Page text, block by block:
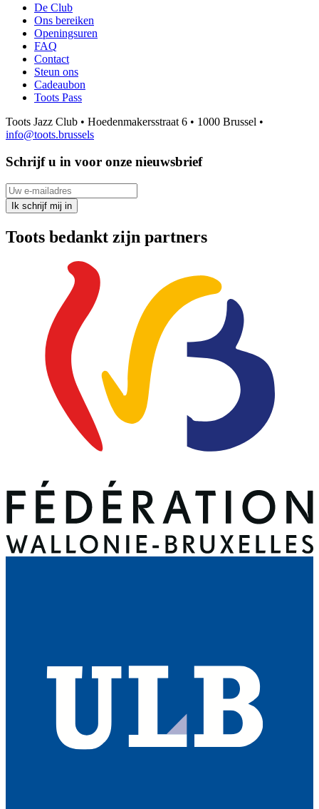
De Club
Ons bereiken
Openingsuren
FAQ
Contact
Steun ons
Cadeaubon
Toots Pass
Toots Jazz Club • Hoedenmakersstraat 6 • 1000 Brussel •
info@toots.brussels
Schrijf u in voor onze nieuwsbrief
Uw e-mailadres
Ik schrijf mij in
Toots bedankt zijn partners